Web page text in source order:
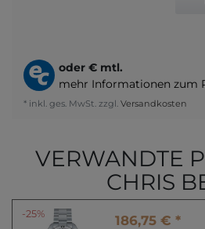
oder € mtl.
mehr Informationen zum
* inkl. ges. MwSt. zzgl. Versandkosten
VERWANDTE
CHRIS
-25%
186,75 € *